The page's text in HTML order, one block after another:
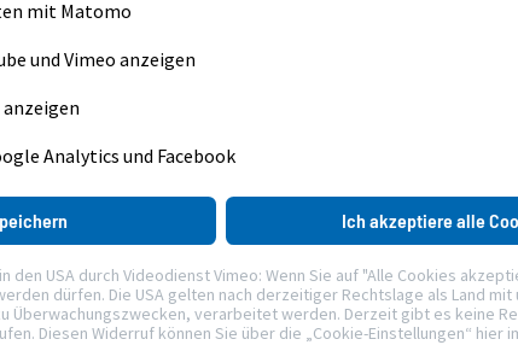
mit Matomo
und Vimeo anzeigen
Analytics und Facebook
Ich akzeptiere alle
den USA durch Videodienst Vimeo: Wenn Sie auf "Alle Cookies
dürfen. Die USA gelten nach derzeitiger Rechtslage als Land
Überwachungszwecken, verarbeitet werden. Derzeit gibt es keine
Diesen Widerruf können Sie über die „Cookie-Einstellungen“ hier